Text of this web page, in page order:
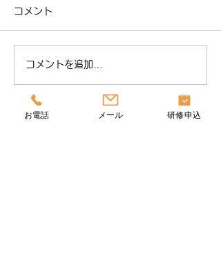
去年のやり方が通用しな
い｜処遇改善等加算セミ
ナー 全6講座を、オンデ
コメント
コメントを追加…
お電話 メール 研修申込